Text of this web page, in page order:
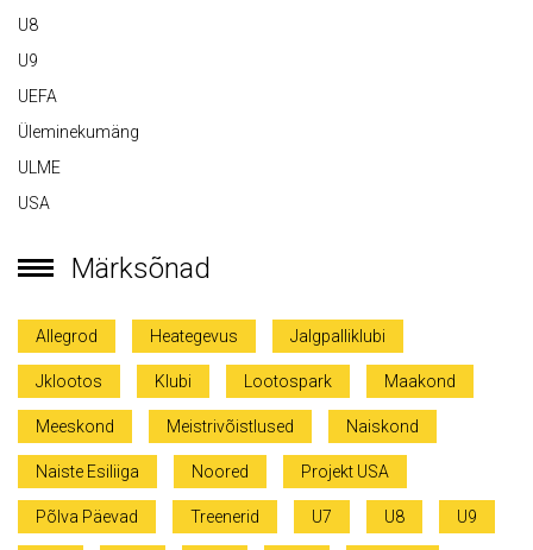
U8
U9
UEFA
Üleminekumäng
ULME
USA
Märksõnad
Allegrod Heategevus Jalgpalliklubi
Jklootos Klubi Lootospark Maakond
Meeskond Meistrivõistlused Naiskond
Naiste Esiliiga Noored Projekt USA
Põlva Päevad Treenerid U7 U8 U9